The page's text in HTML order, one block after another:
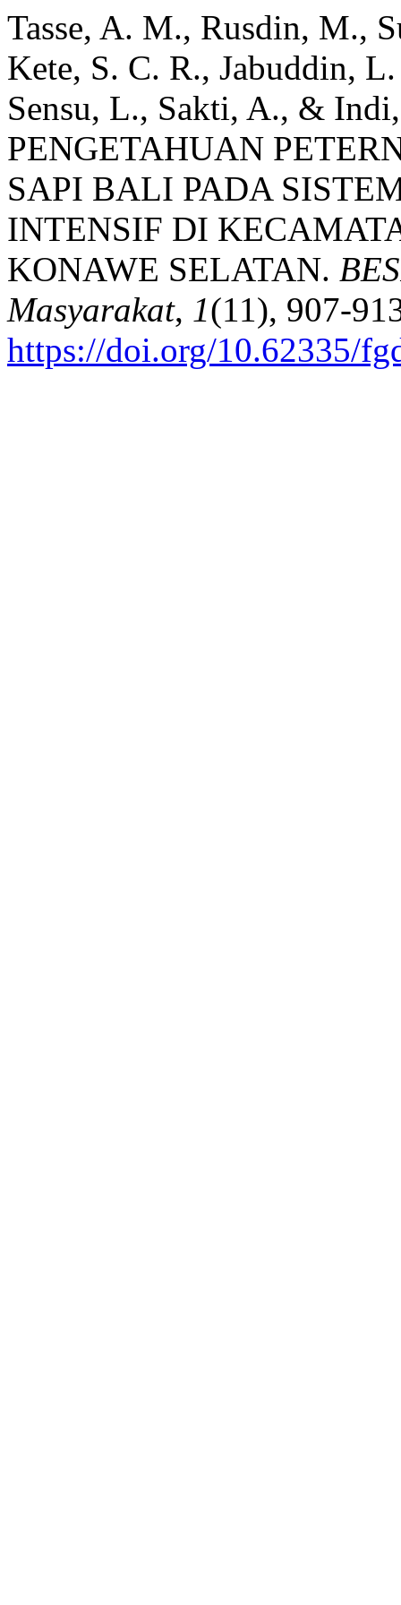
Tasse, A. M., Rusdin, M.,
Kete, S. C. R., Jabuddin,
Sensu, L., Sakti, A., &
PENGETAHUAN
SAPI BALI PADA
INTENSIF DI
KONAWE SELATAN.
Masyarakat, 1(11), 907-
https://doi.org/10.62335/